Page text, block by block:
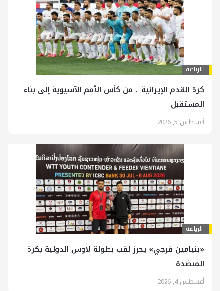
الرياضة
كرة القدم الإيرانية .. من كأس الأمم الآسيوية إلى بناء
المستقبل
أغسطس 5, 2026
الرياضة
«بنيامين فرجي» يحرز لقب بطولة لاوس الدولية بكرة
المنضدة
أغسطس 4, 2026